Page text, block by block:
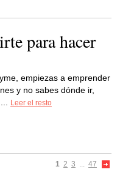
para hacer
empiezas a emprender
y no sabes dónde ir,
Leer el resto
1 2 3 ... 47